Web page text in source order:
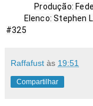
Produção:
#325
Raffafust às 19:51
Compartilhar